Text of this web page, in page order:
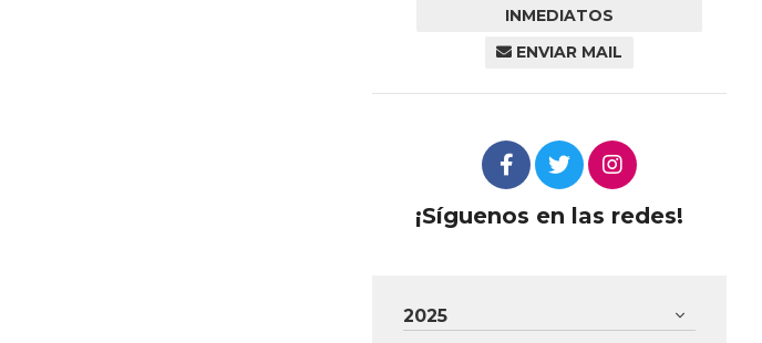
INMEDIATOS
ENVIAR MAIL
¡Síguenos en las redes!
2025